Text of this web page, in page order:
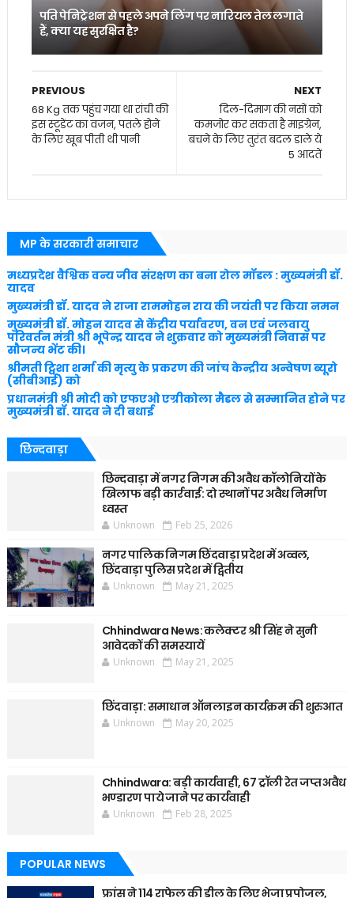
पति पेनिट्रेशन से पहले अपने लिंग पर नारियल तेल लगाते
हैं, क्या यह सुरक्षित है?
NEXT
दिल-दिमाग की नसों को
कमजोर कर सकता है माइग्रेन,
बचने के लिए तुरंत बदल डाले ये
5 आदतें
PREVIOUS
68 Kg तक पहुंच गया था रांची की
इस स्‍टूडेंट का वजन, पतले होने
के लिए खूब पीती थी पानी
MP के सरकारी समाचार
मध्यप्रदेश वैश्विक वन्य जीव संरक्षण का बना रोल मॉडल : मुख्यमंत्री डॉ.
यादव
मुख्यमंत्री डॉ. यादव ने राजा राममोहन राय की जयंती पर किया नमन
मुख्यमंत्री डॉ. मोहन यादव से केंद्रीय पर्यावरण, वन एवं जलवायु
परिवर्तन मंत्री श्री भूपेन्द्र यादव ने शुक्रवार को मुख्यमंत्री निवास पर
सौजन्य भेंट की।
श्रीमती ट्विशा शर्मा की मृत्यु के प्रकरण की जांच केन्द्रीय अन्वेषण ब्यूरो
(सीबीआई) को
प्रधानमंत्री श्री मोदी को एफएओ एग्रीकोला मैडल से सम्मानित होने पर
मुख्यमंत्री डॉ. यादव ने दी बधाई
छिन्दवाड़ा
छिन्दवाड़ा में नगर निगम की अवैध कॉलोनियों के
खिलाफ बड़ी कार्रवाई: दो स्थानों पर अवैध निर्माण
ध्वस्त
Unknown Feb 25, 2026
नगर पालिक निगम छिंदवाड़ा प्रदेश में अव्वल,
छिंदवाड़ा पुलिस प्रदेश में द्वितीय
Unknown May 21, 2025
Chhindwara News: कलेक्टर श्री सिंह ने सुनी
आवेदकों की समस्यायें
Unknown May 21, 2025
छिंदवाड़ा: समाधान ऑनलाइन कार्यक्रम की शुरुआत
Unknown May 20, 2025
Chhindwara: बड़ी कार्यवाही, 67 ट्रॉली रेत जप्त अवैध
भण्डारण पाये जाने पर कार्यवाही
Unknown Feb 28, 2025
POPULAR NEWS
फ्रांस ने 114 राफेल की डील के लिए भेजा प्रपोजल,